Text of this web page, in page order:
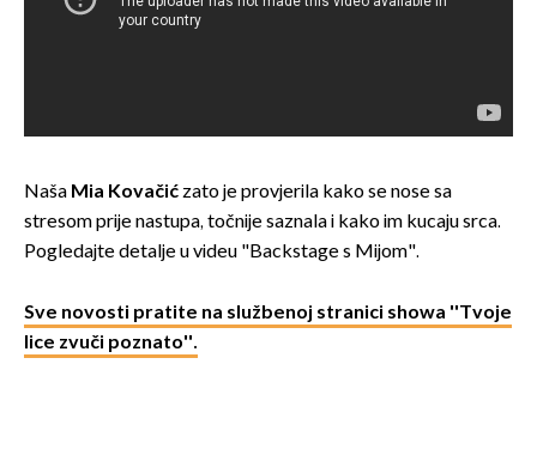
Naša Mia Kovačićzato je provjerila kako se nose sa
stresom prije nastupa, točnije saznala i kako im kucaju srca.
Pogledajte detalje u videu "Backstage s Mijom".
Sve novosti pratite na službenoj stranici showa ''Tvoje
lice zvuči poznato''.